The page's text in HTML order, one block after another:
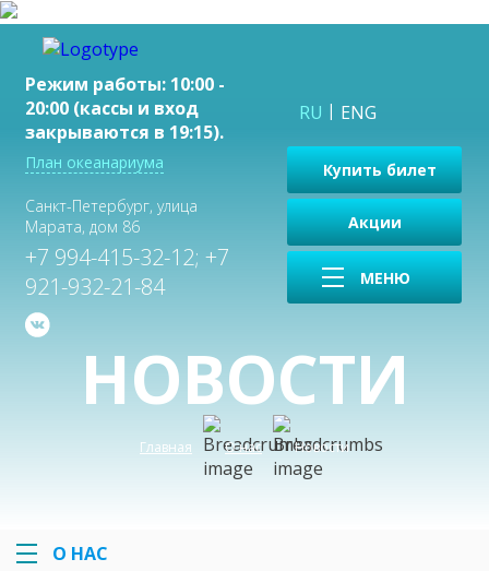
Режим работы: 10:00 -
20:00 (кассы и вход
закрываются в 19:15).
План океанариума
Санкт-Петербург, улица
Марата, дом 86
+7 994-415-32-12; +7
921-932-21-84
RU ENG
Купить билет
Акции
МЕНЮ
НОВОСТИ
Главная О нас Новости
О НАС